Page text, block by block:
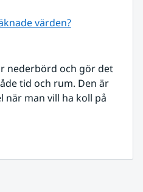
värden?
nederbörd och gör det
tid och rum. Den är
man vill ha koll på